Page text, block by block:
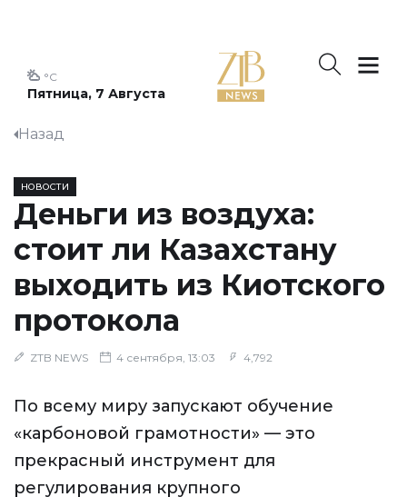
Пятница, 7 Августа
°C
Назад
НОВОСТИ
Деньги из воздуха:
стоит ли Казахстану
выходить из Киотского
протокола
ZTB NEWS 4 сентября, 13:03 4,792
По всему миру запускают обучение
«карбоновой грамотности» — это
прекрасный инструмент для
регулирования крупного